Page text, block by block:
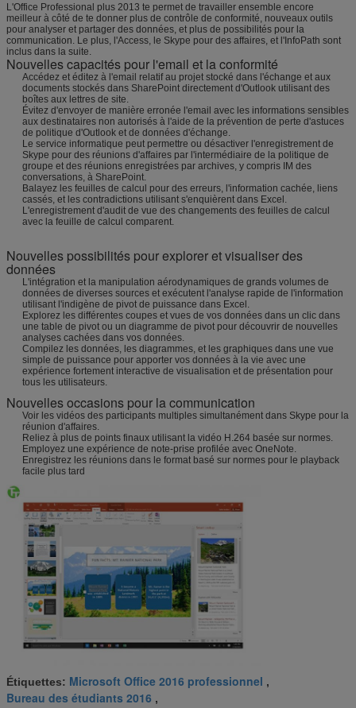
L'Office Professional plus 2013 te permet de travailler ensemble encore
meilleur à côté de te donner plus de contrôle de conformité, nouveaux outils
pour analyser et partager des données, et plus de possibilités pour la
communication. Le plus, l'Access, le Skype pour des affaires, et l'InfoPath sont
inclus dans la suite.
Nouvelles capacités pour l'email et la conformité
Accédez et éditez à l'email relatif au projet stocké dans l'échange et aux
documents stockés dans SharePoint directement d'Outlook utilisant des
boîtes aux lettres de site.
Évitez d'envoyer de manière erronée l'email avec les informations sensibles
aux destinataires non autorisés à l'aide de la prévention de perte d'astuces
de politique d'Outlook et de données d'échange.
Le service informatique peut permettre ou désactiver l'enregistrement de
Skype pour des réunions d'affaires par l'intermédiaire de la politique de
groupe et des réunions enregistrées par archives, y compris IM des
conversations, à SharePoint.
Balayez les feuilles de calcul pour des erreurs, l'information cachée, liens
cassés, et les contradictions utilisant s'enquièrent dans Excel.
L'enregistrement d'audit de vue des changements des feuilles de calcul
avec la feuille de calcul comparent.
Nouvelles possibilités pour explorer et visualiser des
données
L'intégration et la manipulation aérodynamiques de grands volumes de
données de diverses sources et exécutent l'analyse rapide de l'information
utilisant l'indigène de pivot de puissance dans Excel.
Explorez les différentes coupes et vues de vos données dans un clic dans
une table de pivot ou un diagramme de pivot pour découvrir de nouvelles
analyses cachées dans vos données.
Compilez les données, les diagrammes, et les graphiques dans une vue
simple de puissance pour apporter vos données à la vie avec une
expérience fortement interactive de visualisation et de présentation pour
tous les utilisateurs.
Nouvelles occasions pour la communication
Voir les vidéos des participants multiples simultanément dans Skype pour la
réunion d'affaires.
Reliez à plus de points finaux utilisant la vidéo H.264 basée sur normes.
Employez une expérience de note-prise profilée avec OneNote.
Enregistrez les réunions dans le format basé sur normes pour le playback
facile plus tard
Étiquettes: Microsoft Office 2016 professionnel ,
Bureau des étudiants 2016 ,